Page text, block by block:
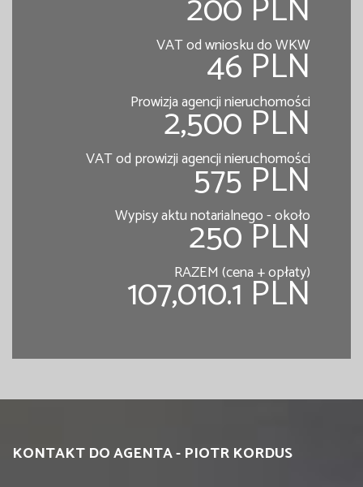
200 PLN
VAT od wniosku do WKW
46 PLN
Prowizja agencji nieruchomości
2,500 PLN
VAT od prowizji agencji nieruchomości
575 PLN
Wypisy aktu notarialnego - około
250 PLN
RAZEM (cena + opłaty)
107,010.1 PLN
KONTAKT DO AGENTA - PIOTR KORDUS